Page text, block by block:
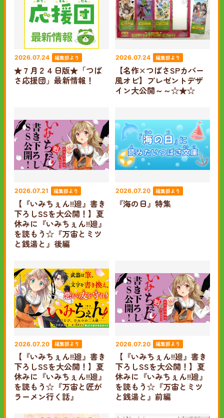
2026.07.24 編集部より
★７月２４日版★「つば
さ応援団」最新情報！
2026.07.24 編集部より
【名作×つばさSPカバー
風オビ】プレゼントデザ
イン大公開～～☆★☆
2026.07.21 編集部より
【『いみちぇん!!廻』書き
下ろしSSを大公開！】夏
休みに『いみちぇん!!廻』
を読もう☆『万宙とミツ
と銭湯と』後編
2026.07.20 編集部より
『海の日』特集
2026.07.20 編集部より
【『いみちぇん!!廻』書き
下ろしSSを大公開！】夏
休みに『いみちぇん!!廻』
を読もう☆『万宙と匠が
ラーメン行く話』
2026.07.20 編集部より
【『いみちぇん!!廻』書き
下ろしSSを大公開！】夏
休みに『いみちぇん!!廻』
を読もう☆『万宙とミツ
と銭湯と』前編